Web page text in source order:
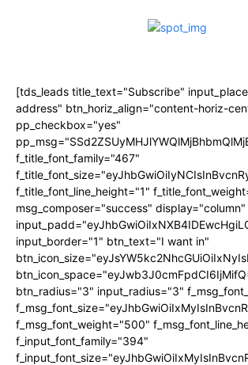
[tds_leads title_text="Subscribe"
address" btn_horiz_align="content-horiz-
pp_checkbox="yes"
f_title_font_family="467"
f_title_font_line_height="1"
msg_composer="success"
input_border="1" btn_text="I want in"
btn_radius="3" input_radius="3"
f_msg_font_weight="500"
f_input_font_family="394"